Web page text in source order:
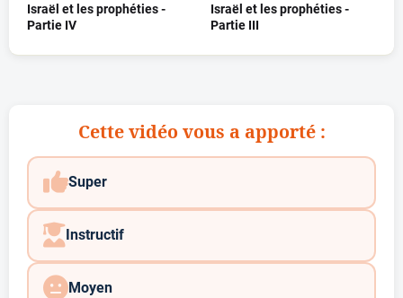
Israël et les prophéties -
Partie IV
Israël et les prophéties -
Partie III
Cette vidéo vous a apporté :
Super
Instructif
Moyen